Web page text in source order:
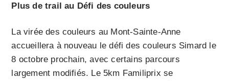
Plus de trail au Défi des couleurs
La virée des couleurs au Mont-Sainte-Anne
accueillera à nouveau le défi des couleurs Simard le
8 octobre prochain, avec certains parcours
largement modifiés. Le 5km Familiprix se